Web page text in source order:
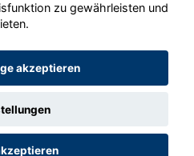
GmbH 2020 - 2026
zu gewährleisten und
akzeptieren